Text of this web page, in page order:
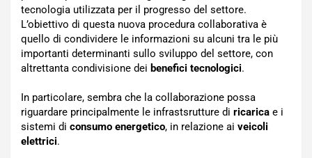
tecnologia utilizzata per il progresso del settore.
L’obiettivo di questa nuova procedura collaborativa è
quello di condividere le informazioni su alcuni tra le più
importanti determinanti sullo sviluppo del settore, con
altrettanta condivisione dei benefici tecnologici.
In particolare, sembra che la collaborazione possa
riguardare principalmente le infrastsrutture di ricarica e i
sistemi di consumo energetico, in relazione ai veicoli
elettrici.